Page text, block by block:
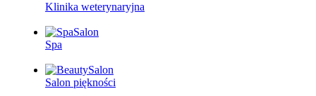
Klinika weterynaryjna
Spa
Salon piękności